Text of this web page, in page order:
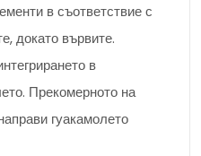
в съответствие с
докато вървите.
в
Прекомерното на
гуакамолето